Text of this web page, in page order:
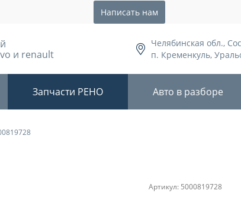
Написать нам
и renault
Челябинская обл.,
п. Кременкуль,
Запчасти РЕНО Авто в разборе
Артикул: 5000819728